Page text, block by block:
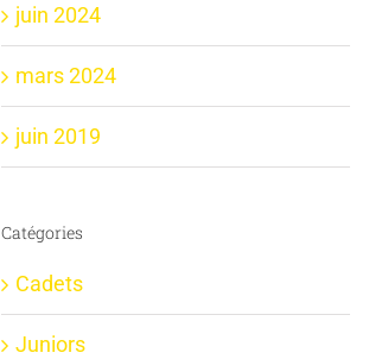
juin 2024
mars 2024
juin 2019
Catégories
Cadets
Juniors